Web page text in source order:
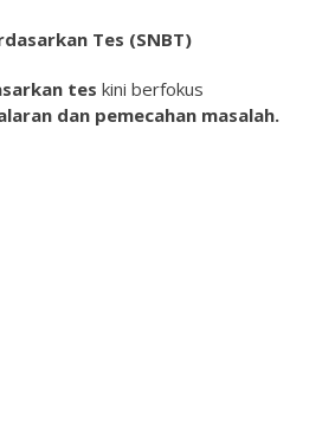
Tes (SNBT)
tes kini berfokus
dan pemecahan masalah.